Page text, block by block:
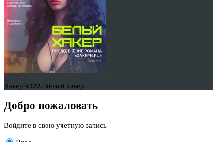
Хакер #322. Белый хакер
Добро пожаловать
Войдите в свою учетную запись